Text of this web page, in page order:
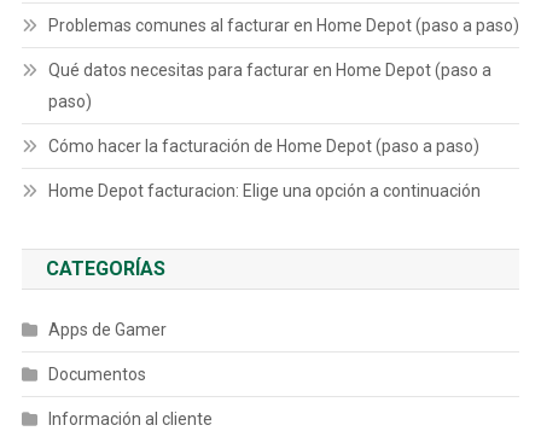
Problemas comunes al facturar en Home Depot (paso a paso)
Qué datos necesitas para facturar en Home Depot (paso a
paso)
Cómo hacer la facturación de Home Depot (paso a paso)
Home Depot facturacion: Elige una opción a continuación
CATEGORÍAS
Apps de Gamer
Documentos
Información al cliente